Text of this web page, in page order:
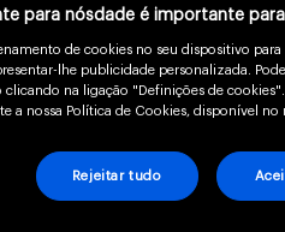
D
zinco)
para nósdade é importante
de cookies no seu dispositivo para
lhe publicidade personalizada.
na ligação "Definições de cookies".
nossa Política de Cookies, disponível no
Rejeitar tudo